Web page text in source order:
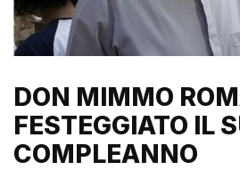
DON MIMMO
FESTEGGIATO IL
COMPLEANNO